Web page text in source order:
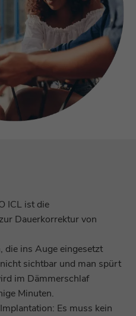
ICL ist die
Dauerkorrektur von
die ins Auge eingesetzt
sichtbar und man spürt
im Dämmerschlaf
Minuten.
Es muss kein